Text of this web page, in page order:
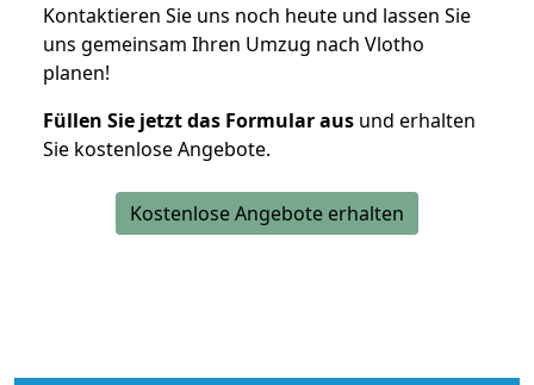
Kontaktieren Sie uns noch heute und lassen Sie
uns gemeinsam Ihren Umzug nach Vlotho
planen!
Füllen Sie jetzt das Formular aus und erhalten
Sie kostenlose Angebote.
Kostenlose Angebote erhalten